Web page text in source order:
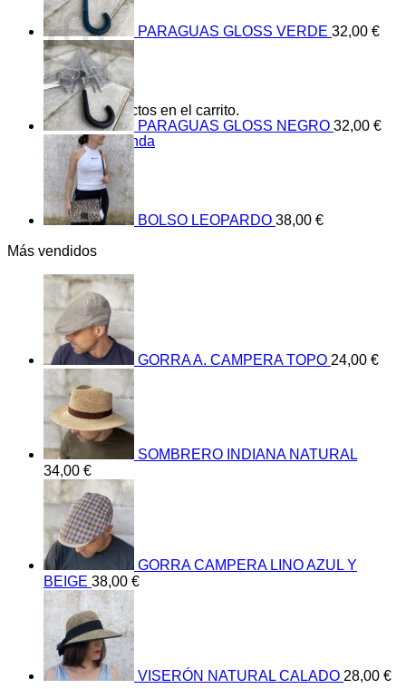
Carrito
No hay productos en el carrito.
Volver a la tienda
PARAGUAS GLOSS VERDE 32,00 €
PARAGUAS GLOSS NEGRO 32,00 €
BOLSO LEOPARDO 38,00 €
Más vendidos
GORRA A. CAMPERA TOPO 24,00 €
SOMBRERO INDIANA NATURAL
34,00 €
GORRA CAMPERA LINO AZUL Y
BEIGE 38,00 €
VISERÓN NATURAL CALADO 28,00 €